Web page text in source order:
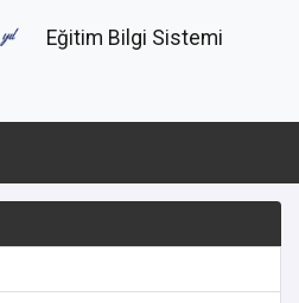
Eğitim Bilgi Sistemi